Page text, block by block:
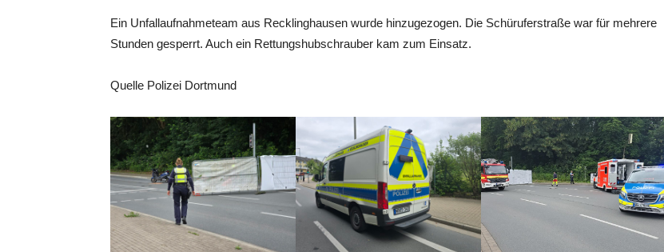
Ein Unfallaufnahmeteam aus Recklinghausen wurde hinzugezogen. Die Schüruferstraße war für mehrere
Stunden gesperrt. Auch ein Rettungshubschrauber kam zum Einsatz.
Quelle Polizei Dortmund